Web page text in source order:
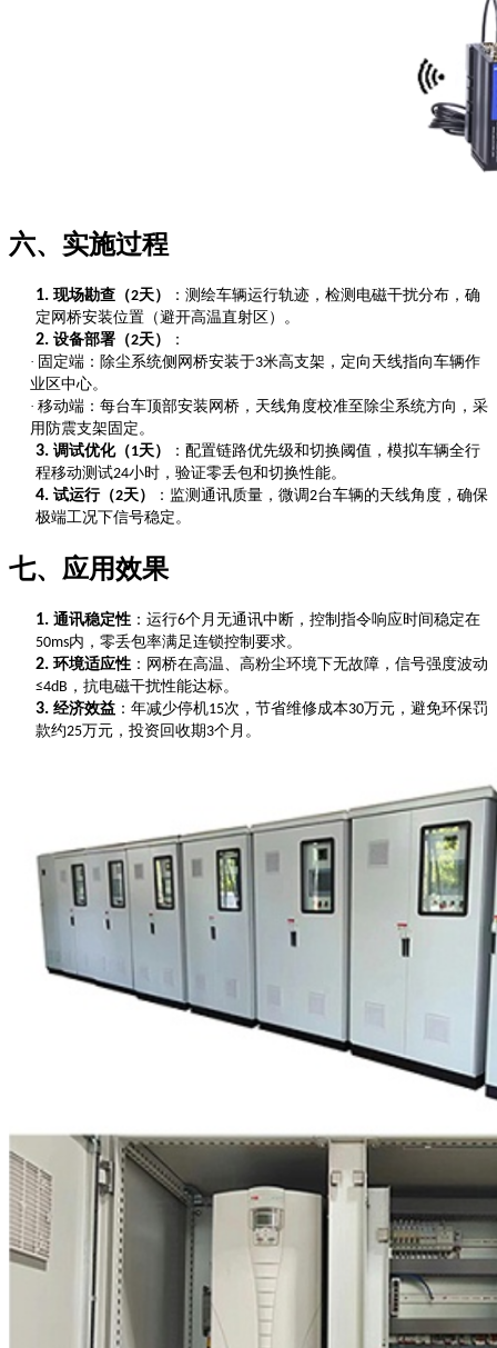
六、实施过程
1. 现场勘查（2天）
：测绘车辆运行轨迹，检测电磁干扰分布，确
定网桥安装位置（避开高温直射区）。
2. 设备部署（2天）
：
· 固定端：除尘系统侧网桥安装于3米高支架，定向天线指向车辆作
业区中心。
· 移动端：每台车顶部安装网桥，天线角度校准至除尘系统方向，采
用防震支架固定。
3. 调试优化（1天）
：配置链路优先级和切换阈值，模拟车辆全行
程移动测试24小时，验证零丢包和切换性能。
4. 试运行（2天） ：监测通讯质量，微调2台车辆的天线角度，确保
极端工况下信号稳定。
七、应用效果
1. 通讯稳定性 ：运行6个月无通讯中断，控制指令响应时间稳定在
50ms内，零丢包率满足连锁控制要求。
2. 环境适应性 ：网桥在高温、高粉尘环境下无故障，信号强度波动
≤4dB ，抗电磁干扰性能达标。
3. 经济效益 ：年减少停机15次，节省维修成本30万元，避免环保罚
款约25万元，投资回收期 3个月。